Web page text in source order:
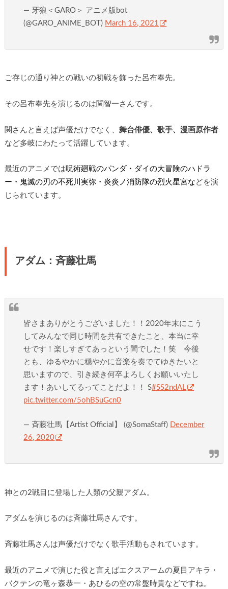
— 牙狼＜GARO＞ アニメ版bot
(@GARO_ANIME_BOT) March 16, 2021
ご存じの通り神との戦いの初戦を飾った呂布奉先。
その呂布奉先を演じるのは関智一さんです。
関さんと言えば声優だけでなく、 舞台俳優、歌手、漫画原作者
など多岐にわたって活躍しています。
最近のアニメでは呪術廻戦のパンダ・ダイの大冒険のハドラ
ー・鬼滅の刃の不死川実弥・炎炎ノ消防隊の烈火星宮な どを演
じられています。
アダム：斉藤壮馬
皆さまありがとうございました！！2020年末にこう
してみんなで同じ時間を共有できたこと、本当に幸
せです！楽しすぎてあっという間でした！笑 今後
とも、ゆるやかに穏やかに音楽を奏でてゆきたいと
思いますので、引き続き何卒よろしくお願いいたし
ます！あいしてるってことだよ！！ S#SS2ndAL
pic.twitter.com/5ohBSuGcn0
— 斉藤壮馬【Artist Official】 (@SomaStaff) December
26, 2020
神との2戦目に登場した人類の父親アダム。
アダムを演じるのは斉藤壮馬さんです。
斉藤壮馬さんは声優だけでなく歌手活動もされています。
最近のアニメで演じた役と言えばエクスアームの夏目アキラ・
バクテンの竜ヶ森恭一・あひるの空の常盤時貴などですね。